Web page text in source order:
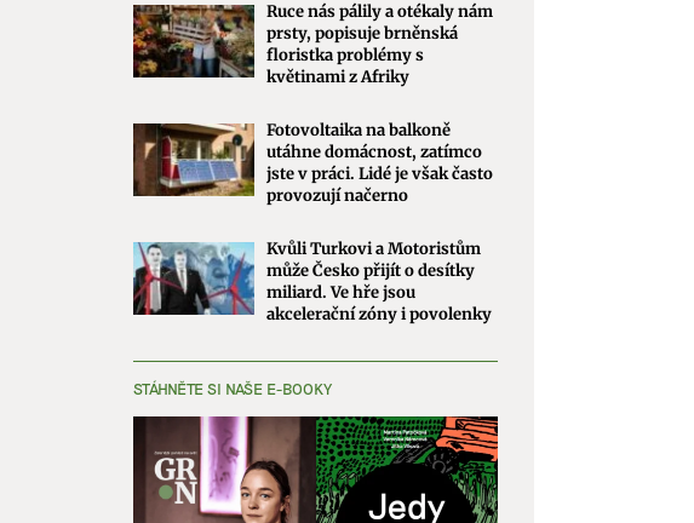
Ruce nás pálily a otékaly nám
prsty, popisuje brněnská
floristka problémy s
květinami z Afriky
Fotovoltaika na balkoně
utáhne domácnost, zatímco
jste v práci. Lidé je však často
provozují načerno
Kvůli Turkovi a Motoristům
může Česko přijít o desítky
miliard. Ve hře jsou
akcelerační zóny i povolenky
STÁHNĚTE SI NAŠE E-BOOKY